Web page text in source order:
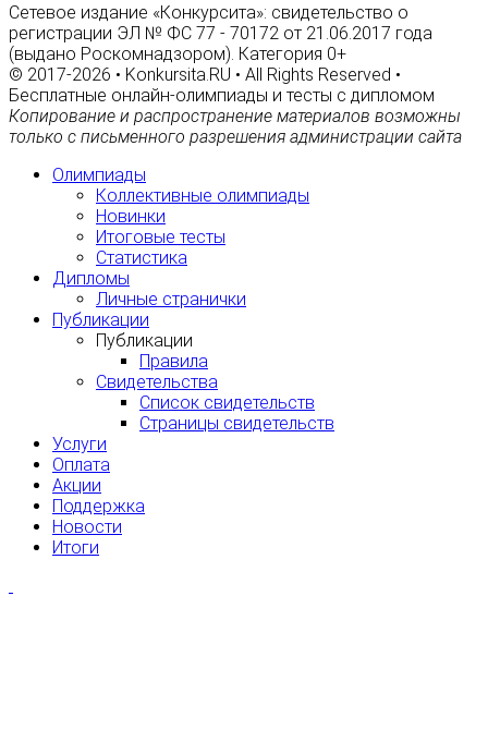
Сетевое издание «Конкурсита»: свидетельство о
регистрации ЭЛ № ФС 77 - 70172 от 21.06.2017 года
(выдано Роскомнадзором). Категория 0+
© 2017-2026 • Konkursita.RU • All Rights Reserved •
Бесплатные онлайн-олимпиады и тесты с дипломом
Копирование и распространение материалов возможны
только с письменного разрешения администрации сайта
Олимпиады
Коллективные олимпиады
Новинки
Итоговые тесты
Статистика
Дипломы
Личные странички
Публикации
Публикации
Правила
Свидетельства
Список свидетельств
Страницы свидетельств
Услуги
Оплата
Акции
Поддержка
Новости
Итоги